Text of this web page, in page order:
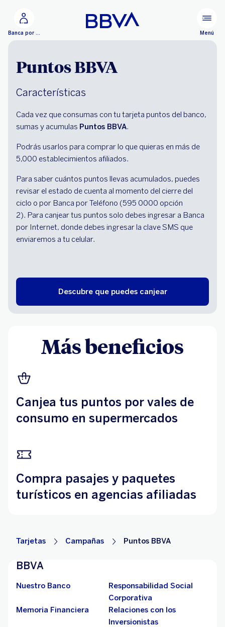
Banca por Internet Menú
Puntos BBVA
Características
Cada vez que consumas con tu tarjeta puntos del banco,
sumas y acumulas Puntos BBVA.
Podrás usarlos para comprar lo que quieras en más de
5,000 establecimientos afiliados.
Para saber cuántos puntos llevas acumulados, puedes
revisar el estado de cuenta al momento del cierre del
ciclo o por Banca por Teléfono (595 0000 opción
2). Para canjear tus puntos solo debes ingresar a Banca
por Internet, donde debes ingresar la clave SMS que
enviaremos a tu celular.
Descubre que puedes canjear
Más beneficios
Canjea tus puntos por vales de
consumo en supermercados
Compra pasajes y paquetes
turísticos en agencias afiliadas
Tarjetas Campañas Puntos BBVA
BBVA
Nuestro Banco
Responsabilidad Social
Corporativa
Memoria Financiera
Relaciones con los
Inversionistas